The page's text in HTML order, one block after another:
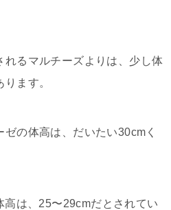
れるマルチーズよりは、少し体
ます。
の体高は、だいたい30cmく
は、25〜29cmだとされてい